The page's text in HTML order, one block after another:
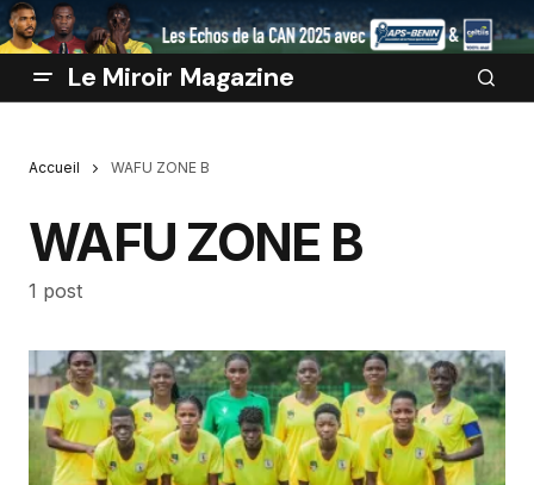
Le Miroir Magazine
Accueil WAFU ZONE B
WAFU ZONE B
1 post